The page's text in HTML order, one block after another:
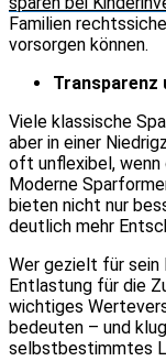
Familien
vorsorgen können.
Viele klassische
aber in einer
oft unflexibel, wenn
Moderne
bieten nicht nur
deutlich mehr
Wer gezielt für
Entlastung für die
wichtiges
bedeuten – und
selbstbestimmtes